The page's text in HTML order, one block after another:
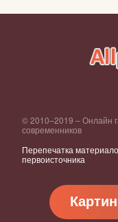
© 2010–2019 – Онлайн
современников
Перепечатка
первоисточника